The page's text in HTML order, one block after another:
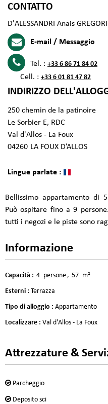
CONTATTO
D'ALESSANDRI Anais
E-mail / Messaggio
Tel. : +33 6 86 71 84 02
Cell. : +33 6 01 81 47 82
INDIRIZZO
250 chemin de la patinoire
Le Sorbier E, RDC
Val d'Allos - La Foux
04260 LA FOUX D’ALLOS
Lingue parlate :
Bellissimo appartamento di
Può ospitare fino a 9
tutti i negozi e le piste sono
Informazione
Capacità : 4 persone 57 m²
Esterni : Terrazza
Tipo di alloggio : Appartamento
Localizzare : Val d'Allos - La Foux
Attrezzature &
Parcheggio
Deposito sci